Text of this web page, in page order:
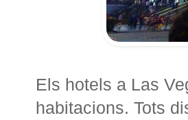
Els hotels a Las
habitacions. Tots